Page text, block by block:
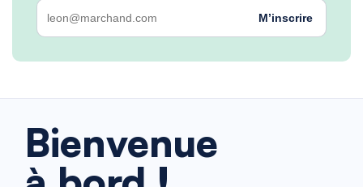
M’inscrire
Bienvenue